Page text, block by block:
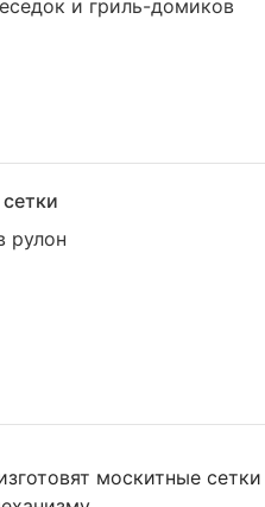
и гриль-домиков
рулон
москитные